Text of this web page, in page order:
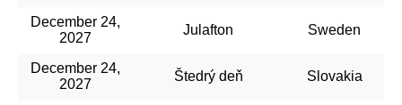
December 24,
2027
Julafton Sweden
December 24,
2027
Štedrý deň Slovakia